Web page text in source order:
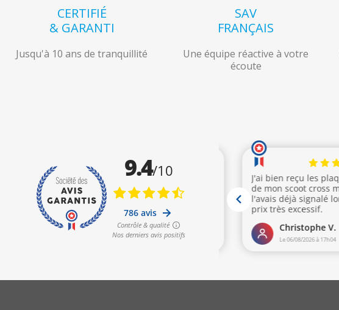
CERTIFIÉ
& GARANTI
Jusqu'à 10 ans de tranquillité
SAV
FRANÇAIS
Une équipe réactive à votre
écoute